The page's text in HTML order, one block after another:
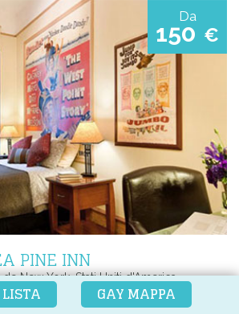
Da
150 €
PINE INN
de New York, Stati Uniti d'America
GAY MAPPA